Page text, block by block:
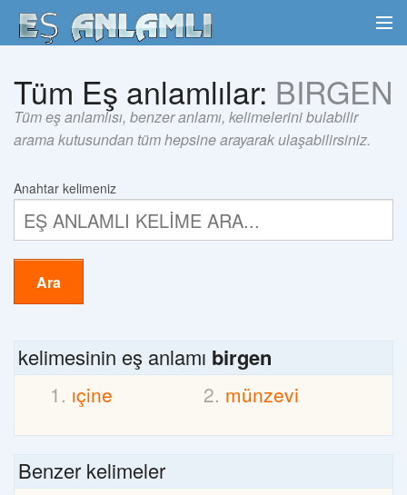
Tüm Eş anlamlılar: BIRGEN
Tüm eş anlamlısı, benzer anlamı, kelimelerini bulabilir
arama kutusundan tüm hepsine arayarak ulaşabilirsiniz.
Anahtar kelimeniz
Ara
kelimesinin eş anlamı birgen
ıçine münzevi
Benzer kelimeler